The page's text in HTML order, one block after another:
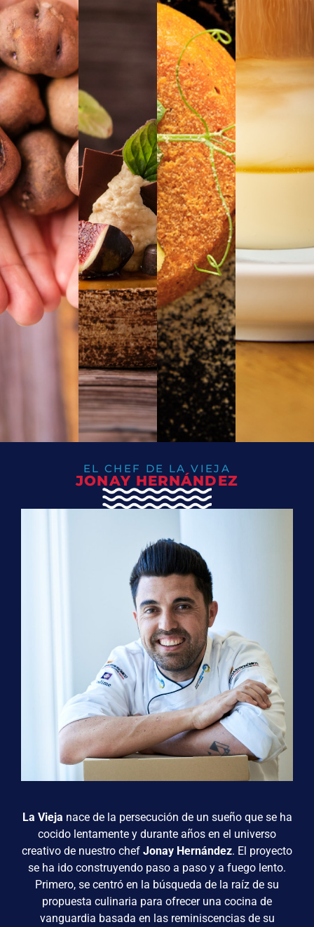
EL CHEF DE LA VIEJA
JONAY HERNÁNDEZ
La Vieja nace de la persecución de un sueño que se ha
cocido lentamente y durante años en el universo
creativo de nuestro chef Jonay Hernández. El proyecto
se ha ido construyendo paso a paso y a fuego lento.
Primero, se centró en la búsqueda de la raíz de su
propuesta culinaria para ofrecer una cocina de
vanguardia basada en las reminiscencias de su